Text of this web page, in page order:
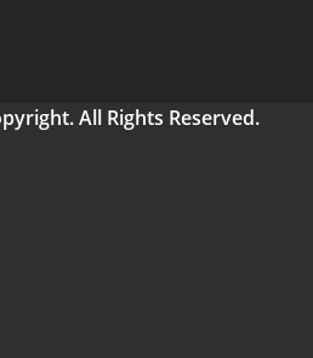
All Rights Reserved.